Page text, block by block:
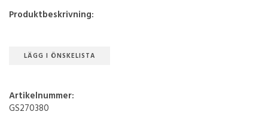
Produktbeskrivning:
LÄGG I ÖNSKELISTA
Artikelnummer:
GS270380